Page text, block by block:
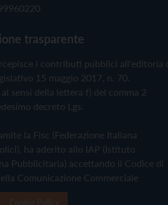
trasparente
i contributi pubblici all'editoria
15 maggio 2017, n. 70.
sensi della lettera f) del comma 2
decreto Lgs.
la Fisc (Federazione Italiana
ha aderito allo IAP (Istituto
Pubblicitaria) accettando il Codice di
Comunicazione Commerciale